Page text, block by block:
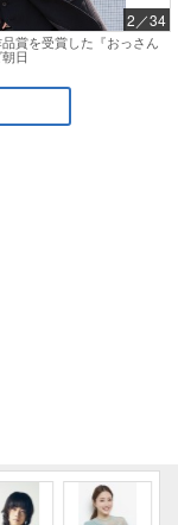
2／34
賞を受賞した『おっさん
日